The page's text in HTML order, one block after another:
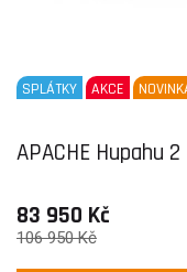
SPLÁTKY AKCE
APACHE Hupahu
83 950 Kč
106 950 Kč